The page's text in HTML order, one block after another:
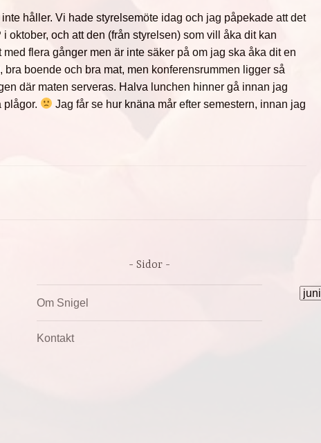
håller. Vi hade styrelsemöte idag och jag påpekade att det
oktober, och att den (från styrelsen) som vill åka dit kan
flera gånger men är inte säker på om jag ska åka dit en
bra boende och bra mat, men konferensrummen ligger så
där maten serveras. Halva lunchen hinner gå innan jag
plågor.
Jag får se hur knäna mår efter semestern, innan jag
Sidor
Om Snigel
Kontakt
Arkiv